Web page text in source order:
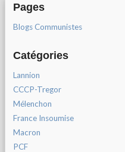
Pages
Blogs Communistes
Catégories
Lannion
CCCP-Tregor
Mélenchon
France Insoumise
Macron
PCF